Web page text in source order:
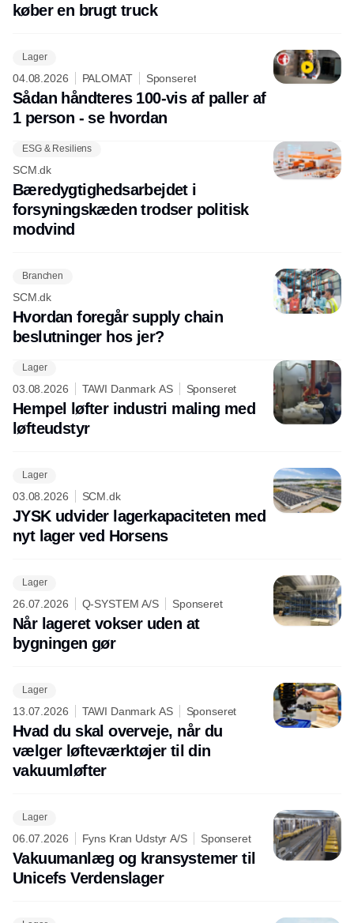
køber en brugt truck
Lager
04.08.2026 PALOMAT Sponseret
Sådan håndteres 100-vis af paller af
1 person - se hvordan
ESG & Resiliens
SCM.dk
Bæredygtighedsarbejdet i
forsyningskæden trodser politisk
modvind
Branchen
SCM.dk
Hvordan foregår supply chain
beslutninger hos jer?
Lager
03.08.2026 TAWI Danmark AS Sponseret
Hempel løfter industri maling med
løfteudstyr
Lager
03.08.2026 SCM.dk
JYSK udvider lagerkapaciteten med
nyt lager ved Horsens
Lager
26.07.2026 Q-SYSTEM A/S Sponseret
Når lageret vokser uden at
bygningen gør
Lager
13.07.2026 TAWI Danmark AS Sponseret
Hvad du skal overveje, når du
vælger løfteværktøjer til din
vakuumløfter
Lager
06.07.2026 Fyns Kran Udstyr A/S Sponseret
Vakuumanlæg og kransystemer til
Unicefs Verdenslager